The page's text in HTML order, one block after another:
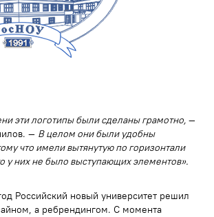
эти логотипы были сделаны грамотно, —
— В целом они были удобны
что имели вытянутую по горизонтали
у них не было выступающих элементов».
Российский новый университет решил
а ребрендингом. С момента